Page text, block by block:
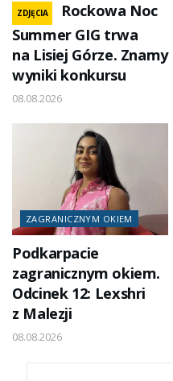
ZDJĘCIA
Rockowa Noc
Summer GIG trwa
na Lisiej Górze. Znamy
wyniki konkursu
08.08.2026
ZAGRANICZNYM OKIEM
Podkarpacie
zagranicznym okiem.
Odcinek 12: Lexshri
z Malezji
08.08.2026